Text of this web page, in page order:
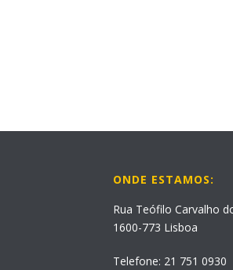
ONDE ESTAMOS:
Rua Teófilo Carvalho
1600-773 Lisboa
Telefone: 21 751 0930